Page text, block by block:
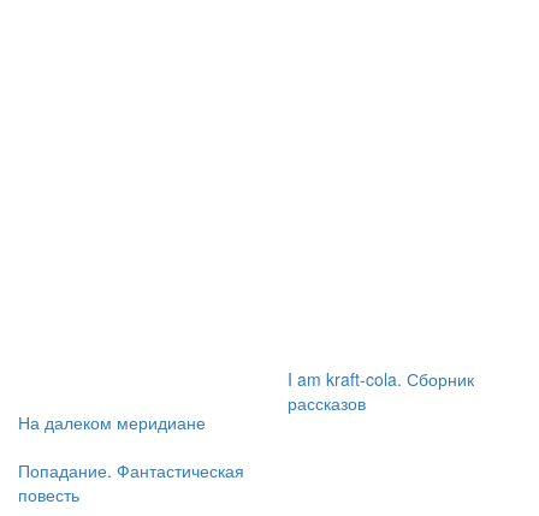
На далеком меридиане
I am kraft-cola. Сборник
рассказов
Попадание. Фантастическая
повесть